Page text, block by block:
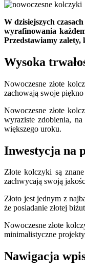
W dzisiejszych
wyrafinowania
Przedstawiamy
Wysoka
Nowoczesne złote
zachowają swoje
Nowoczesne złote
wyraziste zdobienia,
większego uroku.
Inwestycja na
Złote kolczyki są
zachwycają swoją
Złoto jest jednym z
że posiadanie złotej
Nowoczesne złote
minimalistyczne
Nawigacja